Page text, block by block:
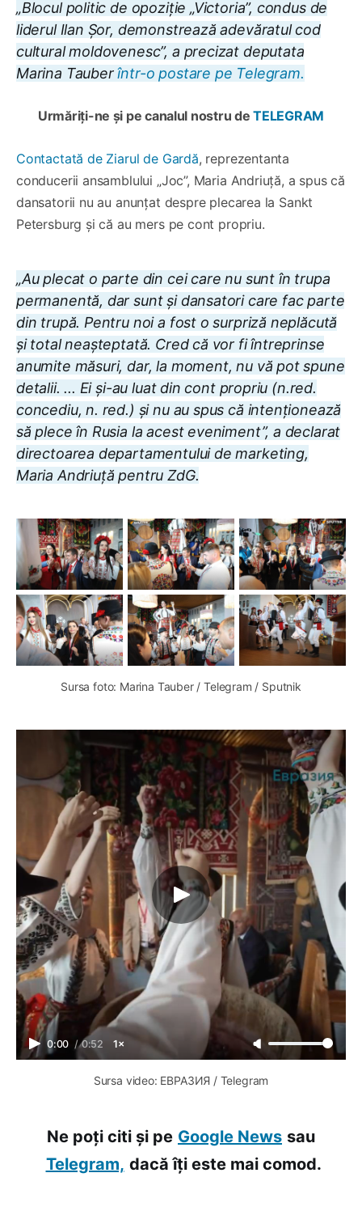
„Blocul politic de opoziție „Victoria”, condus de
liderul Ilan Șor, demonstrează adevăratul cod
cultural moldovenesc”, a precizat deputata
Marina Tauberîntr-o postare pe Telegram.
Urmăriți-ne și pe canalul nostru deTELEGRAM
Contactată de Ziarul de Gardă, reprezentanta
conducerii ansamblului „Joc”, Maria Andriuță, a spus că
dansatorii nu au anunțat despre plecarea la Sankt
Petersburg și că au mers pe cont propriu.
„Au plecat o parte din cei care nu sunt în trupa
permanentă, dar sunt și dansatori care fac parte
din trupă. Pentru noi a fost o surpriză neplăcută
și total neașteptată. Cred că vor fi întreprinse
anumite măsuri, dar, la moment, nu vă pot spune
detalii. ... Ei și-au luat din cont propriu (n.red.
concediu, n. red.) și nu au spus că intenționează
să plece în Rusia la acest eveniment”, a declarat
directoarea departamentului de marketing,
Maria Andriuță pentru ZdG.
Sursa foto: Marina Tauber / Telegram / Sputnik
0:00 / 0:52 1×
Sursa video: ЕВРАЗИЯ / Telegram
Ne poți citi și pe Google News sau
Telegram, dacă îți este mai comod.